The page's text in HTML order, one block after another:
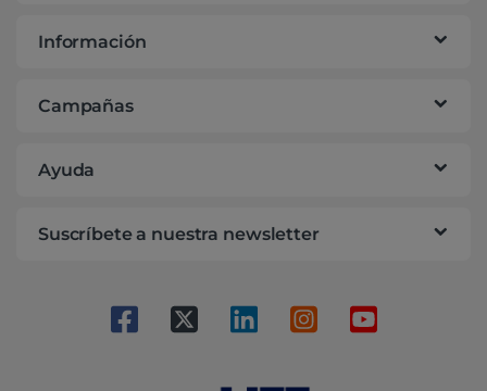
Información
Campañas
Ayuda
Suscríbete a nuestra newsletter